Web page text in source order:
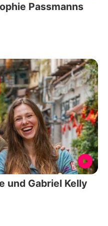
Passmanns
und Gabriel Kelly